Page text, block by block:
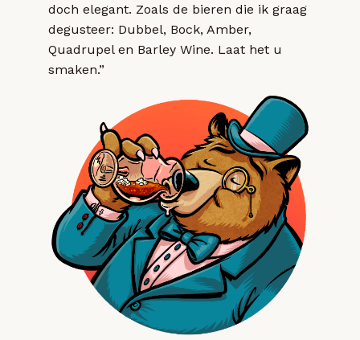
doch elegant. Zoals de bieren die ik graag
degusteer: Dubbel, Bock, Amber,
Quadrupel en Barley Wine. Laat het u
smaken.”